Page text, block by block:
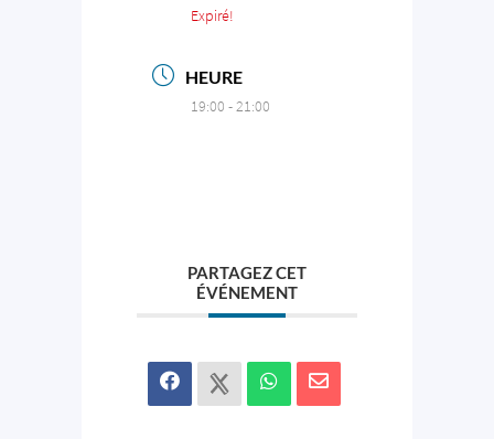
Expiré!
HEURE
19:00 - 21:00
PARTAGEZ CET
ÉVÉNEMENT